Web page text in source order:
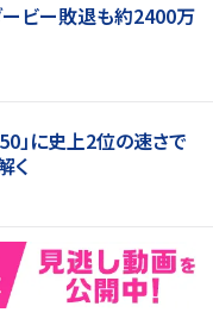
ービー敗退も約2400万
」に史上2位の速さで
く